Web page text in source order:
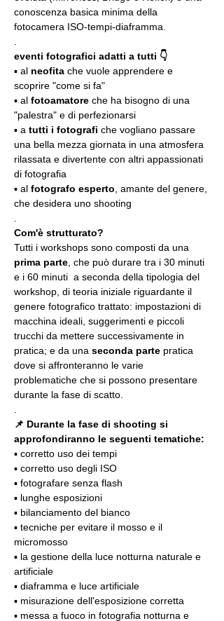
conoscenza basica minima della
fotocamera ISO-tempi-diaframma.
eventi fotografici adatti a tutti 👇
▪️ al neofita che vuole apprendere e
scoprire "come si fa"
▪️ al fotoamatore che ha bisogno di una
"palestra" e di perfezionarsi
▪️ a tutti i fotografi che vogliano passare
una bella mezza giornata in una atmosfera
rilassata e divertente con altri appassionati
di fotografia
▪️ al fotografo esperto , amante del genere,
che desidera uno shooting
Com'è strutturato?
Tutti i workshops sono composti da una
prima parte , che può durare tra i 30 minuti
e i 60 minuti  a seconda della tipologia del
workshop, di teoria iniziale riguardante il
genere fotografico trattato: impostazioni di
macchina ideali, suggerimenti e piccoli
trucchi da mettere successivamente in
pratica; e da una seconda parte pratica
dove si affronteranno le varie
problematiche che si possono presentare
durante la fase di scatto.
📌 Durante la fase di shooting si
approfondiranno le seguenti tematiche:
▪️ corretto uso dei tempi
▪️ corretto uso degli ISO
▪️ fotografare senza flash
▪️ lunghe esposizioni
▪️ bilanciamento del bianco
▪️ tecniche per evitare il mosso e il
micromosso
▪️ la gestione della luce notturna naturale e
artificiale
▪️ diaframma e luce artificiale
▪️ misurazione dell'esposizione corretta
▪️ messa a fuoco in fotografia notturna e